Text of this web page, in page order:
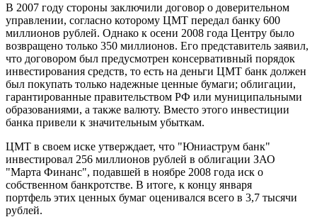
В 2007 году стороны заключили договор о доверительном
управлении, согласно которому ЦМТ передал банку 600
миллионов рублей. Однако к осени 2008 года Центру было
возвращено только 350 миллионов. Его представитель заявил,
что договором был предусмотрен консервативный порядок
инвестирования средств, то есть на деньги ЦМТ банк должен
был покупать только надежные ценные бумаги; облигации,
гарантированные правительством РФ или муниципальными
образованиями, а также валюту. Вместо этого инвестиции
банка привели к значительным убыткам.
ЦМТ в своем иске утверждает, что "Юниаструм банк"
инвестировал 256 миллионов рублей в облигации ЗАО
"Марта Финанс", подавшей в ноябре 2008 года иск о
собственном банкротстве. В итоге, к концу января
портфель этих ценных бумаг оценивался всего в 3,7 тысячи
рублей.